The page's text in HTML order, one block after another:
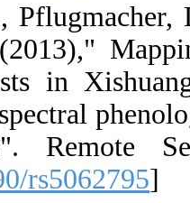
12. Senf, C.,
Hostert, P.
natural
using multi-
time series".
[DOI:10.3390/